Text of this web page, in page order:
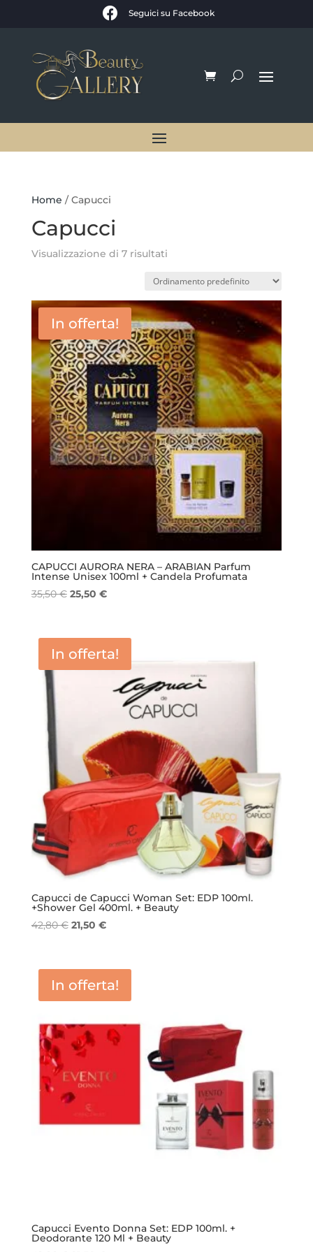
 Seguici su Facebook
Home / Capucci
Capucci
Visualizzazione di 7 risultati
In offerta!
CAPUCCI AURORA NERA – ARABIAN Parfum
Intense Unisex 100ml + Candela Profumata
35,50€ Il
era:
35,50 €.
25,50 €Il
è:
25,50 €.
In offerta!
Capucci de Capucci Woman Set: EDP 100ml.
+Shower Gel 400ml. + Beauty
42,80€ Il
era:
42,80 €.
21,50 €Il
è:
21,50 €.
In offerta!
Capucci Evento Donna Set: EDP 100ml. +
Deodorante 120 Ml + Beauty